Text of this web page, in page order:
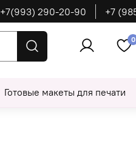
+7(993) 290-20-90 +7
0
Готовые макеты для печати